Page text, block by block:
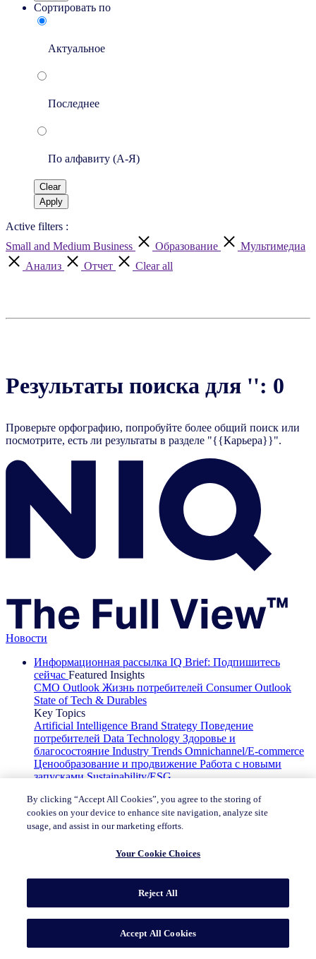
Сортировать по
Актуальное
Последнее
По алфавиту (A-Я)
Clear
Apply
Active filters :
Small and Medium Business
Образование
Мультимедиа
Анализ
Отчет Clear all
Результаты поиска для '': 0
Проверьте орфографию, попробуйте более общий поиск или
посмотрите, есть ли результаты в разделе "{{Карьера}}".
Новости
Информационная рассылка IQ Brief: Подпишитесь
сейчас Featured Insights
CMO Outlook Жизнь потребителей Consumer Outlook
State of Tech & Durables
Key Topics
Artificial Intelligence Brand Strategy Поведение
потребителей Data Technology Здоровье и
благосостояние Industry Trends Omnichannel/E-commerce
Ценообразование и продвижение Работа с новыми
запусками Sustainability/ESG
Решения
Измерение рынка Поведение потребителей и аналитика
Become an NIQ partner
Отрасли
Потребительские упакованные товары Красота
By clicking “Accept All Cookies”, you agree to the storing of
cookies on your device to enhance site navigation, analyze site
usage, and assist in our marketing efforts.
Your Cookie Choices
Reject All
Accept All Cookies